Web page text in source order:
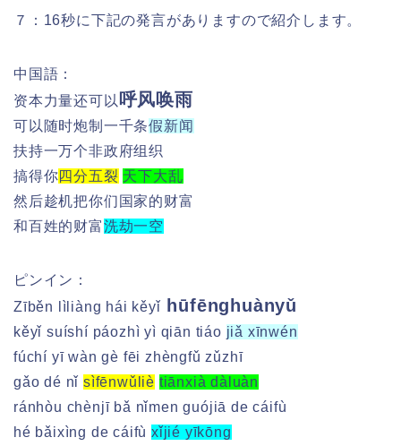
７：16秒に下記の発言がありますので紹介します。
中国語：
资本力量还可以 呼风唤雨
可以随时炮制一千条假新闻
扶持一万个非政府组织
搞得你四分五裂 天下大乱
然后趁机把你们国家的财富
和百姓的财富洗劫一空
ピンイン：
Zīběn lìliàng hái kěyǐ
hūfēnghuànyǔ
kěyǐ suíshí páozhì yì qiān tiáo jiǎ xīnwén
fúchí yī wàn gè fēi zhèngfǔ zǔzhī
gǎo dé nǐsìfēnwǔliè tiānxià dàluàn
ránhòu chènjī bǎ nǐmen guójiā de cáifù
hé bǎixìng de cáifùxǐjié yīkōng